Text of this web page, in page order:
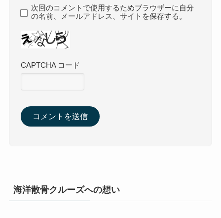
次回のコメントで使用するためブラウザーに自分
の名前、メールアドレス、サイトを保存する。
CAPTCHA コード
海洋散骨クルーズへの想い